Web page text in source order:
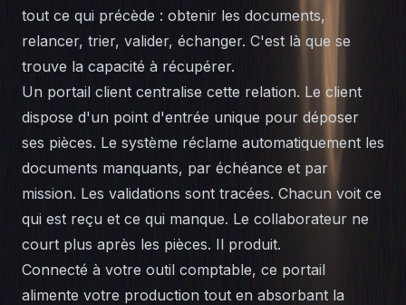
tout ce qui précède : obtenir les documents,
relancer, trier, valider, échanger. C'est là que se
trouve la capacité à récupérer.
Un portail client centralise cette relation. Le client
dispose d'un point d'entrée unique pour déposer
ses pièces. Le système réclame automatiquement les
documents manquants, par échéance et par
mission. Les validations sont tracées. Chacun voit ce
qui est reçu et ce qui manque. Le collaborateur ne
court plus après les pièces. Il produit.
Connecté à votre outil comptable, ce portail
alimente votre production tout en absorbant la